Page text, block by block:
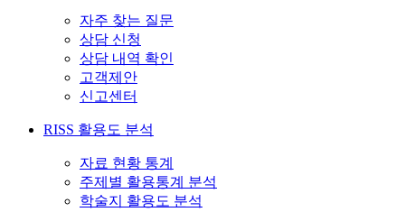
자주 찾는 질문
상담 신청
상담 내역 확인
고객제안
신고센터
RISS 활용도 분석
자료 현황 통계
주제별 활용통계 분석
학술지 활용도 분석